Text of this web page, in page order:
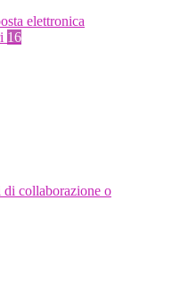
elettronica
16
collaborazione o